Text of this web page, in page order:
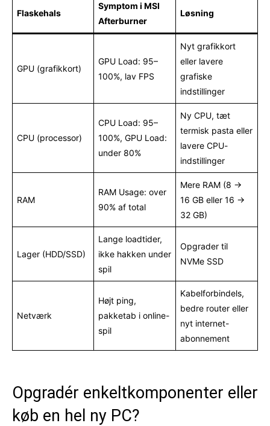
Flaskehals
Symptom i MSI
Afterburner
Løsning
GPU (grafikkort)
GPU Load: 95–
100%, lav FPS
Nyt grafikkort
eller lavere
grafiske
indstillinger
CPU (processor)
CPU Load: 95–
100%, GPU Load:
under 80%
Ny CPU, tæt
termisk pasta eller
lavere CPU-
indstillinger
RAM
RAM Usage: over
90% af total
Mere RAM (8 →
16 GB eller 16 →
32 GB)
Lager (HDD/SSD)
Lange loadtider,
ikke hakken under
spil
Opgrader til
NVMe SSD
Netværk
Højt ping,
pakketab i online-
spil
Kabelforbindels,
bedre router eller
nyt internet-
abonnement
Opgradér enkeltkomponenter eller
køb en hel ny PC?